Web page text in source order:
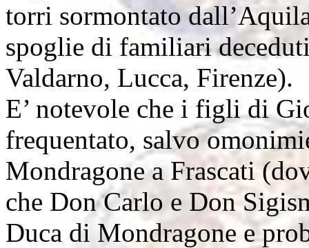
torri sormontato
spoglie di familiari
Valdarno, Lucca, Firenze).
E’ notevole che i figli di
frequentato, salvo
Mondragone a Frascati
che Don Carlo e Don
Duca di Mondragone e